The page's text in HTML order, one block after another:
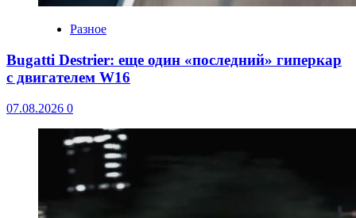
Разное
Bugatti Destrier: еще один «последний» гиперкар
с двигателем W16
07.08.2026 0